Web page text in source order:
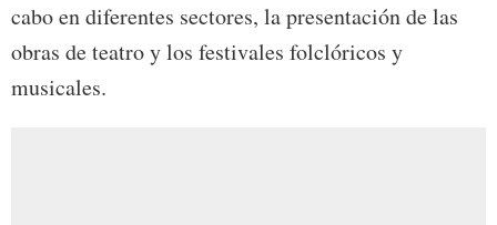
cabo en diferentes sectores, la presentación de las
obras de teatro y los festivales folclóricos y
musicales.